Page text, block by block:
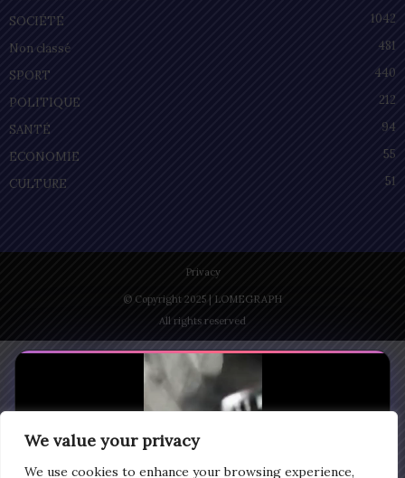
We value your privacy
We use cookies to enhance your browsing experience,
SOCIÉTÉ
1042
Non classé
481
SPORT
440
POLITIQUE
212
SANTÉ
94
ECONOMIE
55
CULTURE
51
Privacy
© Copyright 2025 | LOMEGRAPH
All rights reserved